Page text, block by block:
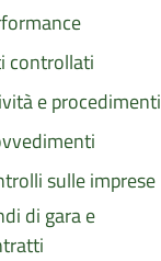
controllati
e procedimenti
sulle imprese
di gara e